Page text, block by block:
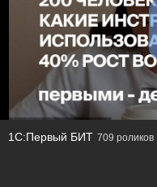
1С:Первый БИТ 709 роликов